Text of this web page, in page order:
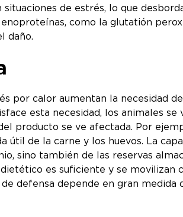
de estrés, lo que
como la glutatión
daño.
por calor aumentan la necesidad
esta necesidad, los animales se
producto se ve afectada. Por
de la carne y los huevos. La
sino también de las reservas
es suficiente y se movilizan
defensa depende en gran